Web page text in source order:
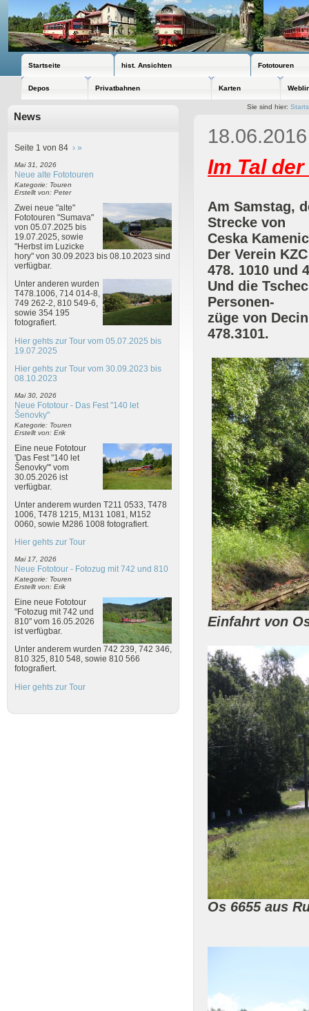
Startseite hist. Ansichten Fototouren
Depos Privatbahnen Karten
Sie sind hier:
News
Seite 1 von 84 › »
Mai 31, 2026
Neue alte Fototouren
Kategorie: Touren
Erstellt von: Peter
Zwei neue "alte"
Fototouren "Sumava"
von 05.07.2025 bis
19.07.2025, sowie
"Herbst im Luzicke
hory" von 30.09.2023 bis 08.10.2023 sind
verfügbar.
Unter anderen wurden
T478.1006, 714 014-8,
749 262-2, 810 549-6,
sowie 354 195
fotografiert.
Hier gehts zur Tour vom 05.07.2025 bis
19.07.2025
Hier gehts zur Tour vom 30.09.2023 bis
08.10.2023
Mai 30, 2026
Neue Fototour - Das Fest "140 let
Šenovky"
Kategorie: Touren
Erstellt von: Erik
Eine neue Fototour
'Das Fest "140 let
Šenovky"' vom
30.05.2026 ist
verfügbar.
Unter anderem wurden T211 0533, T478
1006, T478 1215, M131 1081, M152
0060, sowie M286 1008 fotografiert.
Hier gehts zur Tour
Mai 17, 2026
Neue Fototour - Fotozug mit 742 und 810
Kategorie: Touren
Erstellt von: Erik
Eine neue Fototour
"Fotozug mit 742 und
810" vom 16.05.2026
ist verfügbar.
Unter anderem wurden 742 239, 742 346,
810 325, 810 548, sowie 810 566
fotografiert.
Hier gehts zur Tour
18.06.2016
Im Tal
Am Samstag,
Strecke von
Ceska
Der Verein
478. 1010 und
Und die
Personen-
züge von
478.3101.
Einfahrt von
Os 6655 aus